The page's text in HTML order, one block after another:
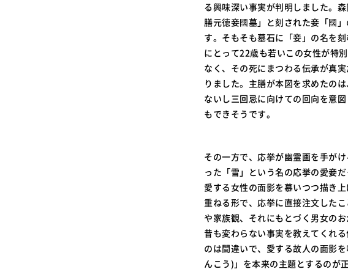
る興味深い事実が判明しました。
膳元徳妾國墓」と刻された妾「國
す。そもそも墓石に「妾」の名を
にとって22歳も若いこの女性が特
なく、その死にまつわる伝承が真
りました。主膳が本図を求めたの
ないし三回忌に向けての回向を意
もできそうです。
その一方で、応挙が幽霊画を手が
った「雪」という名の応挙の愛妾
愛する女性の面影を慕いつつ描き
重ねる形で、応挙に直接注文した
や家族観、それにもとづく男女の
昔も変わらない事実を教えてくれ
のは間違いで、愛する故人の面影
んこう)」を本来の主題とするのが